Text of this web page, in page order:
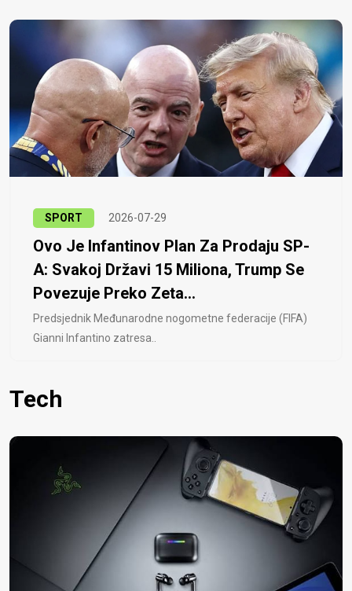
SPORT 2026-07-29
Ovo Je Infantinov Plan Za Prodaju SP-
A: Svakoj Državi 15 Miliona, Trump Se
Povezuje Preko Zeta...
Predsjednik Međunarodne nogometne federacije (FIFA)
Gianni Infantino zatresa..
Tech